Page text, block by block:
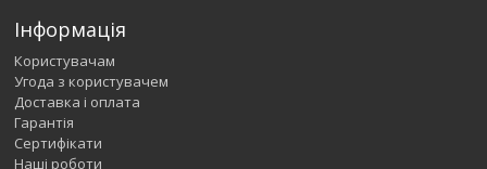
Інформація
Користувачам
Угода з користувачем
Доставка і оплата
Гарантія
Сертифікати
Наші роботи